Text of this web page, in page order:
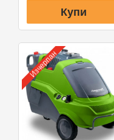
Купи
Изчерпан